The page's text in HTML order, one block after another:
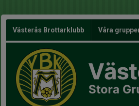
Västerås Brottarklubb Våra
Stora